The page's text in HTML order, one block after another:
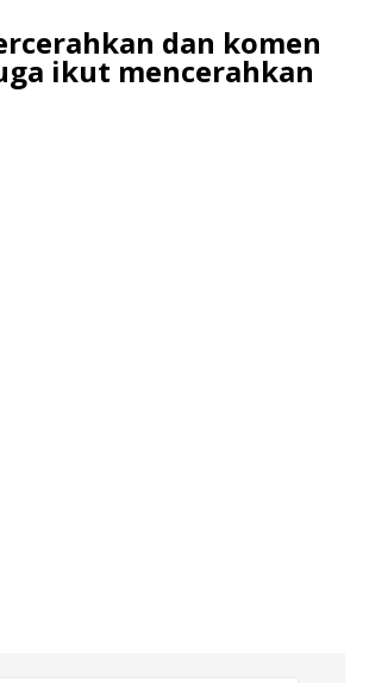
dan komen
ikut mencerahkan